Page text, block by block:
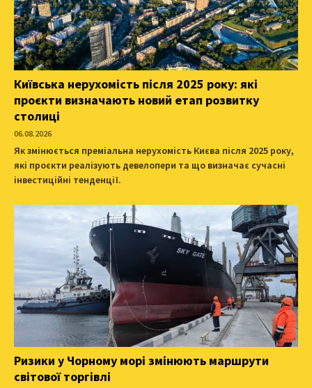
Київська нерухомість після 2025 року: які
проєкти визначають новий етап розвитку
столиці
06.08.2026
Як змінюється преміальна нерухомість Києва після 2025 року,
які проєкти реалізують девелопери та що визначає сучасні
інвестиційні тенденції.
Ризики у Чорному морі змінюють маршрути
світової торгівлі